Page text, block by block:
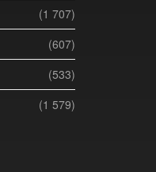
(1 707)
(607)
(533)
(1 579)